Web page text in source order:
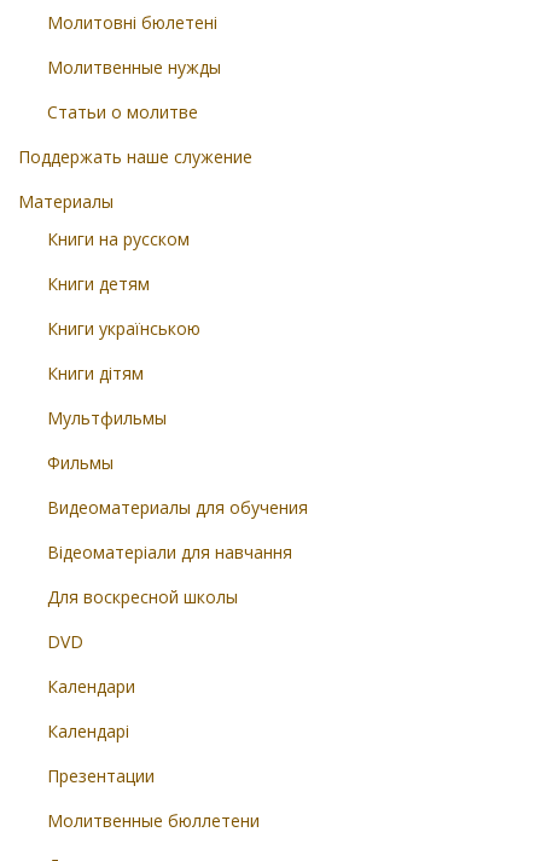
Молитовні бюлетені
Молитвенные нужды
Статьи о молитве
Поддержать наше служение
Материалы
Книги на русском
Книги детям
Книги українською
Книги дітям
Мультфильмы
Фильмы
Видеоматериалы для обучения
Відеоматеріали для навчання
Для воскресной школы
DVD
Календари
Календарі
Презентации
Молитвенные бюллетени